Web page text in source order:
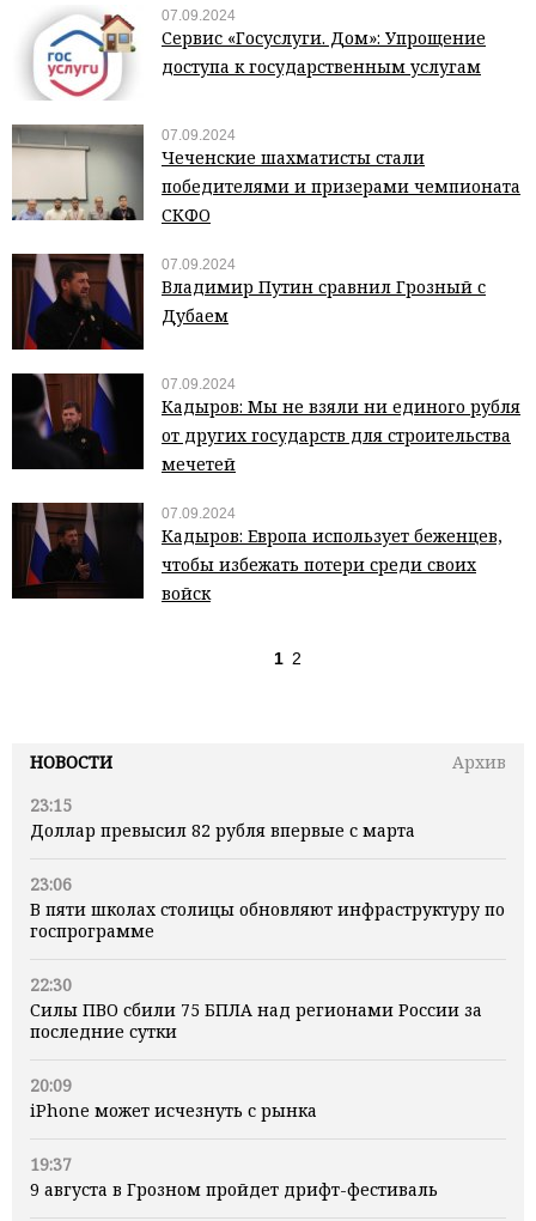
НОВОСТИ
Архив
23:15
Доллар превысил 82 рубля впервые с марта
23:06
В пяти школах столицы обновляют инфраструктуру по
госпрограмме
22:30
Силы ПВО сбили 75 БПЛА над регионами России за
последние сутки
20:09
iPhone может исчезнуть с рынка
19:37
9 августа в Грозном пройдет дрифт-фестиваль
07.09.2024
Сервис «Госуслуги. Дом»: Упрощение
доступа к государственным услугам
07.09.2024
Чеченские шахматисты стали
победителями и призерами чемпионата
СКФО
07.09.2024
Владимир Путин сравнил Грозный с
Дубаем
07.09.2024
Кадыров: Мы не взяли ни единого рубля
от других государств для строительства
мечетей
07.09.2024
Кадыров: Европа использует беженцев,
чтобы избежать потери среди своих
войск
1 2